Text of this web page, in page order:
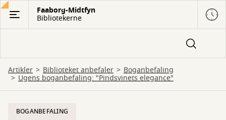
Gå
hovedindhold
Faaborg-Midtfyn
Bibliotekerne
Artikler Biblioteket anbefaler Boganbefaling
Ugens boganbefaling: "Pindsvinets elegance"
BOGANBEFALING